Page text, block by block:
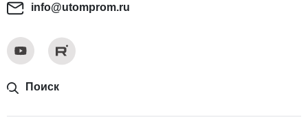
info@utomprom.ru
Поиск